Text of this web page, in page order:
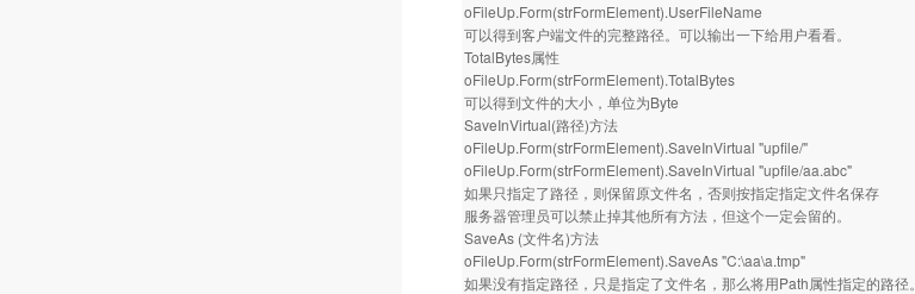
oFileUp.Form(strFormElement).UserFileName
可以得到客户端文件的完整路径。可以输出一下给用户看看。
TotalBytes属性
oFileUp.Form(strFormElement).TotalBytes
可以得到文件的大小，单位为Byte
SaveInVirtual(路径)方法
oFileUp.Form(strFormElement).SaveInVirtual "upfile/"
oFileUp.Form(strFormElement).SaveInVirtual "upfile/aa.abc"
如果只指定了路径，则保留原文件名，否则按指定指定文件名保存
服务器管理员可以禁止掉其他所有方法，但这个一定会留的。
SaveAs (文件名)方法
oFileUp.Form(strFormElement).SaveAs "C:\aa\a.tmp"
如果没有指定路径，只是指定了文件名，那么将用Path属性指定的路径。